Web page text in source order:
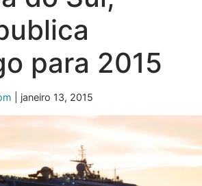
para 2015
| janeiro 13, 2015